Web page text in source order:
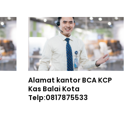
Alamat kantor BCA KCP
Kas Balai Kota
Telp:0817875533